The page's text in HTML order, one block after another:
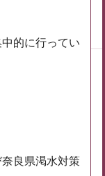
的に行ってい
良県渇水対策